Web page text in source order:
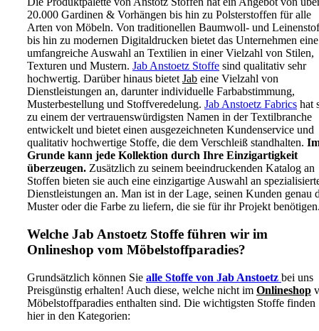
20.000 Gardinen & Vorhängen bis hin zu Polsterstoffen für alle
Arten von Möbeln. Von traditionellen Baumwoll- und
bis hin zu modernen Digitaldrucken bietet das Unternehmen eine
umfangreiche Auswahl an Textilien in einer Vielzahl von Stilen,
Texturen und Mustern. Jab Anstoetz Stoffe sind qualitativ sehr
hochwertig. Darüber hinaus bietet Jab eine Vielzahl von
Dienstleistungen an, darunter individuelle Farbabstimmung,
Musterbestellung und Stoffveredelung. Jab Anstoetz Fabrics hat
zu einem der vertrauenswürdigsten Namen in der Textilbranche
entwickelt und bietet einen ausgezeichneten Kundenservice und
qualitativ hochwertige Stoffe, die dem Verschleiß standhalten.
Grunde kann jede Kollektion durch Ihre Einzigartigkeit
überzeugen. Zusätzlich zu seinem beeindruckenden Katalog an
Stoffen bieten sie auch eine einzigartige Auswahl an
Dienstleistungen an. Man ist in der Lage, seinen Kunden genau
Muster oder die Farbe zu liefern, die sie für ihr Projekt
Welche Jab Anstoetz Stoffe führen wir im
Onlineshop vom Möbelstoffparadies?
Grundsätzlich können Sie alle Stoffe von Jab Anstoetz bei uns
Preisgünstig erhalten! Auch diese, welche nicht im Onlineshop
Möbelstoffparadies enthalten sind. Die wichtigsten Stoffe finden
hier in den Kategorien: